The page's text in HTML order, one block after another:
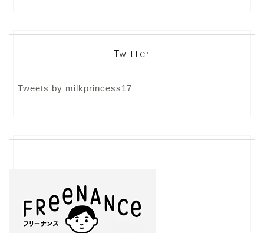
Twitter
Tweets by milkprincess17